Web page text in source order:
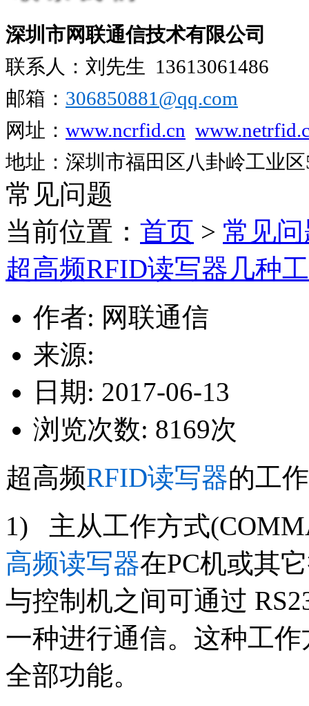
深圳市网联通信技术有限公司
联系人：刘先生 13613061486
邮箱： 306850881​@qq.com
网址： www.ncrfid.cn
地址：深圳市福田区八卦岭工业
常见问题
当前位置： 首页 > 常见
超高频RFID读写器几种
作者: 网联通信
来源:
日期: 2017-06-13
浏览次数: 8169次
超高频RFID读写器的工
1) 主从工作方式
高频读写器在PC机或其
与控制机之间可通过
一种进行通信。这种工
全部功能。